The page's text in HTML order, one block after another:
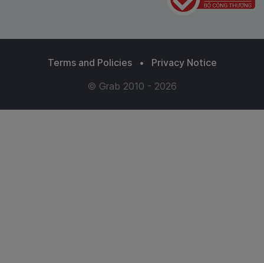
Terms and Policies •
Privacy Notice
© Grab 2010 - 2026